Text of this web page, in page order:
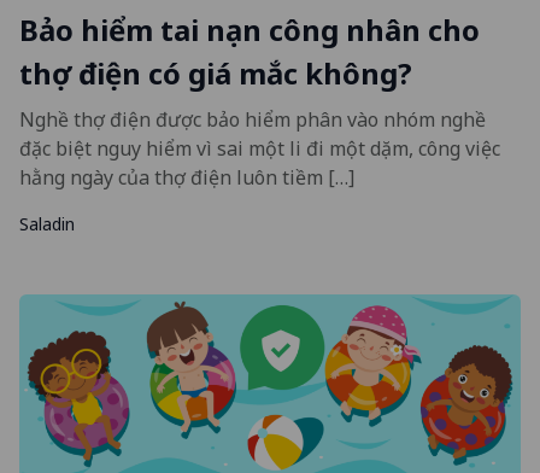
Bảo hiểm tai nạn công nhân cho
thợ điện có giá mắc không?
Nghề thợ điện được bảo hiểm phân vào nhóm nghề
đặc biệt nguy hiểm vì sai một li đi một dặm, công việc
hằng ngày của thợ điện luôn tiềm […]
Saladin